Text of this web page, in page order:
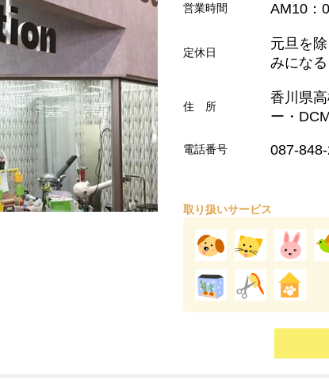
営業時間 AM10：
定休日
元旦を
みになる
住 所
香川県
ー・
電話番号 087-
取り扱いサービス